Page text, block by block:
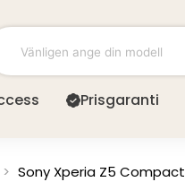
Prisgaranti
> Sony Xperia Z5 Compact